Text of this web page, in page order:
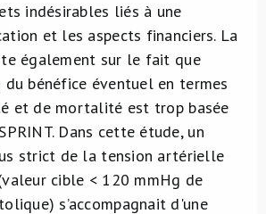
indésirables liés à une
et les aspects financiers. La
également sur le fait que
du bénéfice éventuel en termes
et de mortalité est trop basée
Dans cette étude, un
strict de la tension artérielle
cible < 120 mmHg de
s’accompagnait d'une